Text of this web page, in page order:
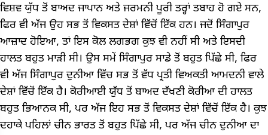
ਵਿਸ਼ਵ ਯੁੱਧ ਤੋਂ ਬਾਅਦ ਜਾਪਾਨ ਅਤੇ ਜਰਮਨੀ ਪੂਰੀ ਤਰ੍ਹਾਂ ਤਬਾਹ ਹੋ ਗਏ ਸਨ,
ਫਿਰ ਵੀ ਅੱਜ ਉਹ ਸਭ ਤੋਂ ਵਿਕਸਤ ਦੇਸ਼ਾਂ ਵਿੱਚੋਂ ਇੱਕ ਹਨ। ਜਦੋਂ ਸਿੰਗਾਪੁਰ
ਆਜ਼ਾਦ ਹੋਇਆ, ਤਾਂ ਇਸ ਕੋਲ ਲਗਭਗ ਕੁਝ ਵੀ ਨਹੀਂ ਸੀ ਅਤੇ ਇਸਦੀ
ਹਾਲਤ ਬਹੁਤ ਮਾੜੀ ਸੀ। ਉਸ ਸਮੇਂ ਸਿੰਗਾਪੁਰ ਸਾਡੇ ਤੋਂ ਬਹੁਤ ਪਿੱਛੇ ਸੀ, ਫਿਰ
ਵੀ ਅੱਜ ਸਿੰਗਾਪੁਰ ਦੁਨੀਆ ਵਿੱਚ ਸਭ ਤੋਂ ਵੱਧ ਪ੍ਰਤੀ ਵਿਅਕਤੀ ਆਮਦਨੀ ਵਾਲੇ
ਦੇਸ਼ਾਂ ਵਿੱਚੋਂ ਇੱਕ ਹੈ। ਕੋਰੀਆਈ ਯੁੱਧ ਤੋਂ ਬਾਅਦ ਦੱਖਣੀ ਕੋਰੀਆ ਦੀ ਹਾਲਤ
ਬਹੁਤ ਭਿਆਨਕ ਸੀ, ਪਰ ਅੱਜ ਇਹ ਸਭ ਤੋਂ ਵਿਕਸਤ ਦੇਸ਼ਾਂ ਵਿੱਚੋਂ ਇੱਕ ਹੈ। ਕੁਝ
ਦਹਾਕੇ ਪਹਿਲਾਂ ਚੀਨ ਭਾਰਤ ਤੋਂ ਬਹੁਤ ਪਿੱਛੇ ਸੀ, ਪਰ ਅੱਜ ਚੀਨ ਦੁਨੀਆ ਦਾ